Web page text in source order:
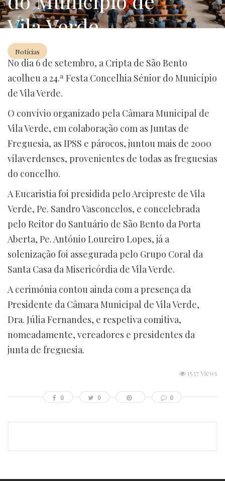
RESTAURANTE
Vila Verde
Notícias
No dia 6 de setembro, a Cripta de São Bento
acolheu a 24.ª Festa Concelhia Sénior do Município
de Vila Verde.
O convívio organizado pela Câmara Municipal de
Vila Verde, em colaboração com as Juntas de
Freguesia, as IPSS e párocos, juntou mais de 2000
vilaverdenses, provenientes de todas as freguesias
do concelho.
A Eucaristia foi presidida pelo Arcipreste de Vila
Verde, Pe. Sandro Vasconcelos, e concelebrada
pelo Reitor do Santuário de São Bento da Porta
Aberta, Pe. António Loureiro Lopes, já a
solenização foi assegurada pelo Grupo Coral da
Santa Casa da Misericórdia de Vila Verde.
A cerimónia contou ainda com a presença da
Presidente da Câmara Municipal de Vila Verde,
Dra. Júlia Fernandes, e respetiva comitiva,
nomeadamente, vereadores e presidentes da
junta de freguesia.
1537 Views
0 0 0